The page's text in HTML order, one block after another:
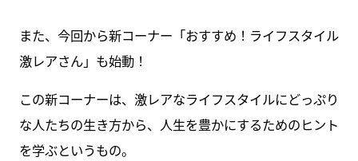
また、今回から新コーナー「おすすめ！ライフスタイル
激レアさん」も始動！
この新コーナーは、激レアなライフスタイルにどっぷり
な人たちの生き方から、人生を豊かにするためのヒント
を学ぶというもの。